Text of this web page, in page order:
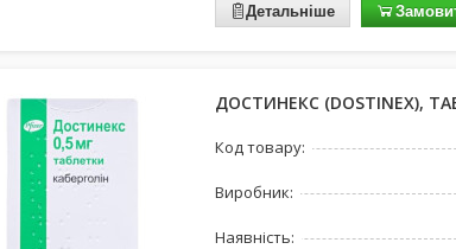
Детальніше
ДОСТИНЕКС (DOSTINEX),
Код товару:
Виробник:
Наявність: